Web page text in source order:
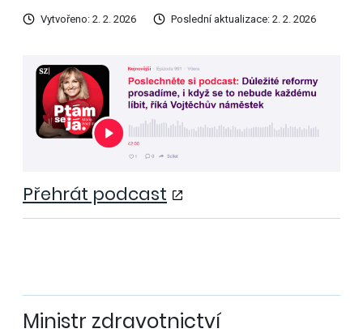
Vytvořeno: 2. 2. 2026 Poslední aktualizace: 2. 2. 2026
Přehrát podcast
Ministr zdravotnictví